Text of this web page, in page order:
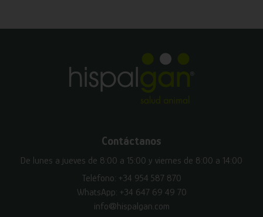
Contáctanos
De lunes a jueves de 8:00 a 15:00 y viernes de 8:00 a 14:00
Teléfono: +34 954 587 870
WhatsApp: +34 647 69 49 70
info@hispalgan.com